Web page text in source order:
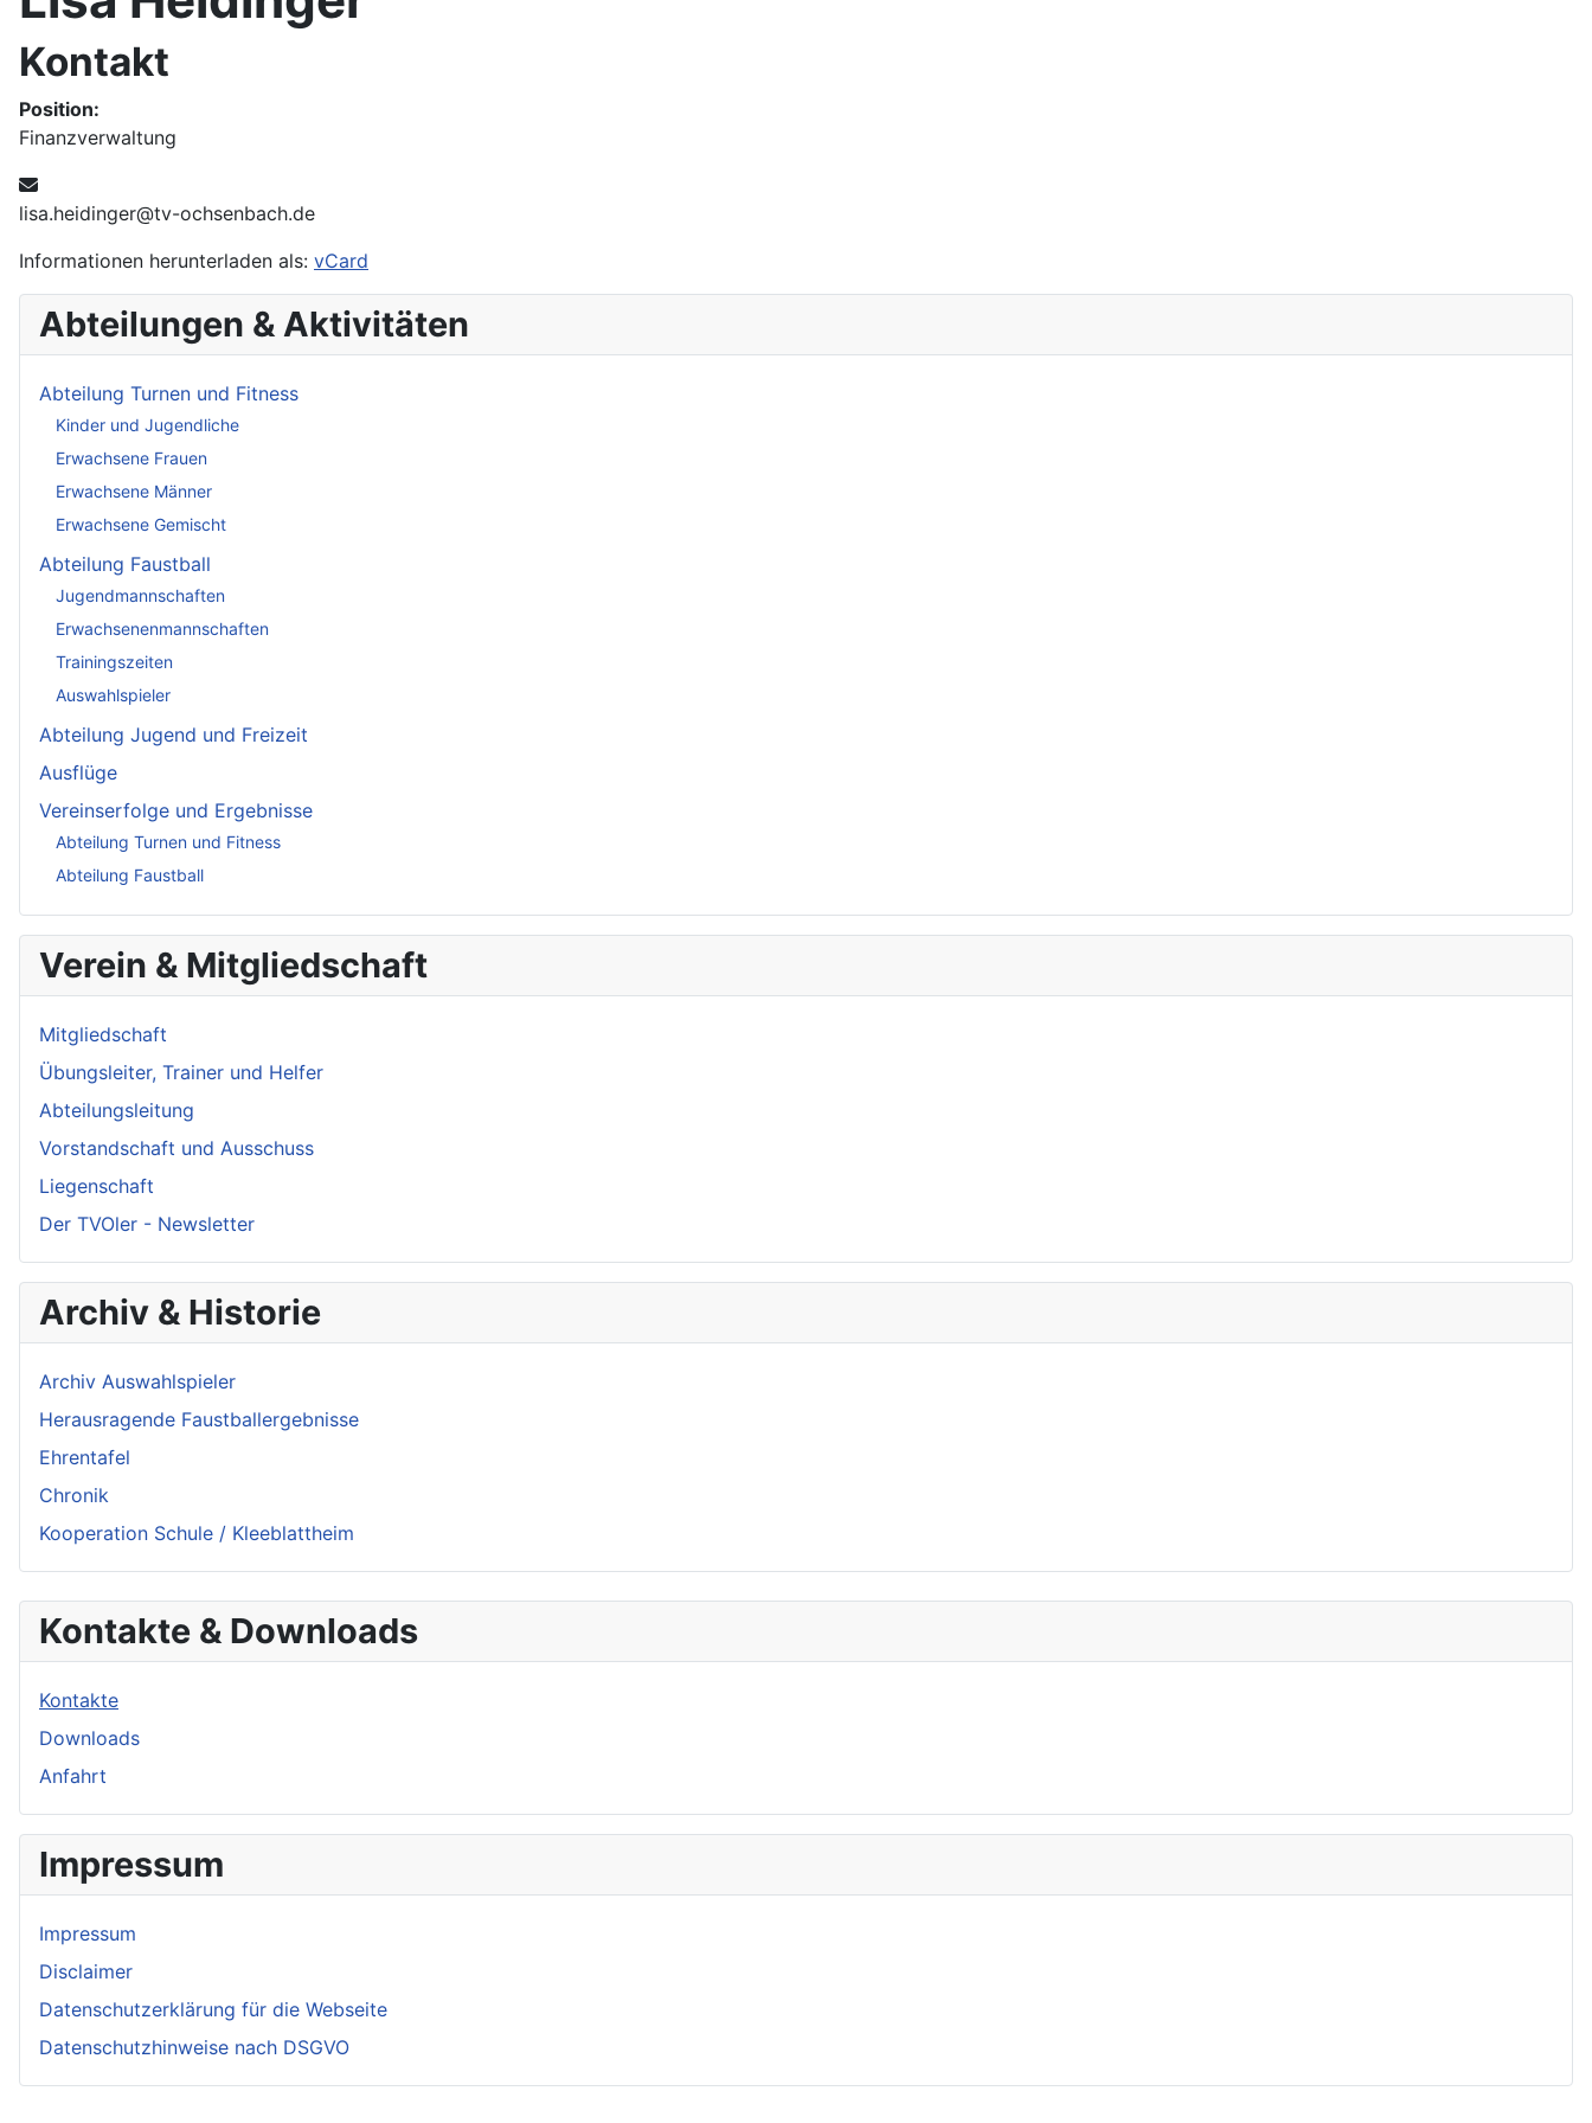
Abteilungen & Aktivitäten
Abteilung Turnen und Fitness
Kinder und Jugendliche
Erwachsene Frauen
Erwachsene Männer
Erwachsene Gemischt
Abteilung Faustball
Jugendmannschaften
Erwachsenenmannschaften
Trainingszeiten
Auswahlspieler
Abteilung Jugend und Freizeit
Ausflüge
Vereinserfolge und Ergebnisse
Abteilung Turnen und Fitness
Abteilung Faustball
Verein & Mitgliedschaft
Mitgliedschaft
Übungsleiter, Trainer und Helfer
Abteilungsleitung
Vorstandschaft und Ausschuss
Liegenschaft
Der TVOler - Newsletter
Archiv & Historie
Archiv Auswahlspieler
Herausragende Faustballergebnisse
Ehrentafel
Chronik
Kooperation Schule / Kleeblattheim
Kontakt
Position:
Finanzverwaltung
E-Mail:
lisa.heidinger@tv-ochsenbach.de
Informationen herunterladen als: vCard
Kontakte & Downloads
Kontakte
Downloads
Anfahrt
Impressum
Impressum
Disclaimer
Datenschutzerklärung für die Webseite
Datenschutzhinweise nach DSGVO